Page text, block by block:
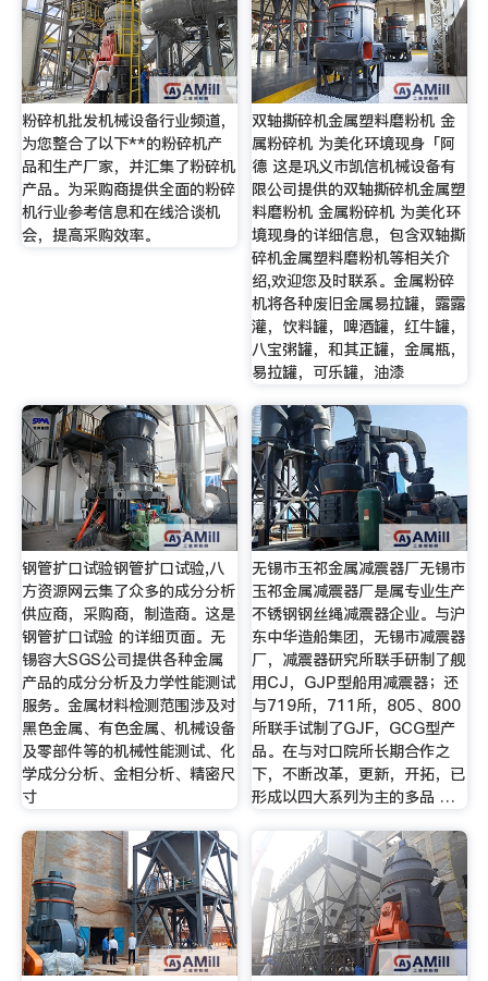
粉碎机批发机械设备行业频道，
为您整合了以下**的粉碎机产
品和生产厂家，并汇集了粉碎机
产品。为采购商提供全面的粉碎
机行业参考信息和在线洽谈机
会，提高采购效率。
双轴撕碎机金属塑料磨粉机 金
属粉碎机 为美化环境现身「阿
德 这是巩义市凯信机械设备有
限公司提供的双轴撕碎机金属塑
料磨粉机 金属粉碎机 为美化环
境现身的详细信息，包含双轴撕
碎机金属塑料磨粉机等相关介
绍,欢迎您及时联系。金属粉碎
机将各种废旧金属易拉罐，露露
灌，饮料罐，啤酒罐，红牛罐，
八宝粥罐，和其正罐，金属瓶，
易拉罐，可乐罐，油漆
钢管扩口试验钢管扩口试验,八
方资源网云集了众多的成分分析
供应商，采购商，制造商。这是
钢管扩口试验 的详细页面。无
锡容大SGS公司提供各种金属
产品的成分分析及力学性能测试
服务。金属材料检测范围涉及对
黑色金属、有色金属、机械设备
及零部件等的机械性能测试、化
学成分分析、金相分析、精密尺
寸
无锡市玉祁金属减震器厂无锡市
玉祁金属减震器厂是属专业生产
不锈钢钢丝绳减震器企业。与沪
东中华造船集团，无锡市减震器
厂，减震器研究所联手研制了舰
用CJ，GJP型船用减震器；还
与719所，711所，805、800
所联手试制了GJF，GCG型产
品。在与对口院所长期合作之
下，不断改革，更新，开拓，已
形成以四大系列为主的多品 …